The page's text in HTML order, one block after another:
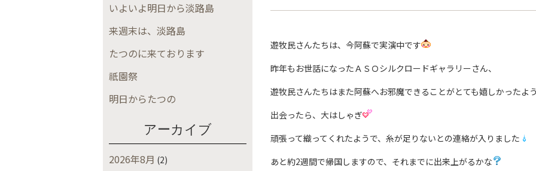
いよいよ明日から淡路島
来週末は、淡路島
たつのに来ております
祇園祭
明日からたつの
アーカイブ
2026年8月 (2)
遊牧民さんたちは、今阿蘇で実演中です
昨年もお世話になったＡＳＯシルクロードギャラリーさん、
遊牧民さんたちはまた阿蘇へお邪魔できることがとても嬉しかったよ
出会ったら、大はしゃぎ
頑張って織ってくれたようで、糸が足りないとの連絡が入りました
あと約2週間で帰国しますので、それまでに出来上がるかな